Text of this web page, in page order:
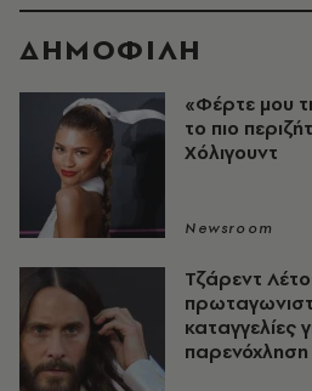
ΔΗΜΟΦΙΛΗ
«Φέρτε μου
το πιο
Χόλιγουντ
Newsroom
Τζάρεντ
καταγγελίες
παρενόχληση